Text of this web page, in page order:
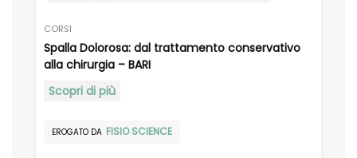
CORSI
Spalla Dolorosa: dal trattamento conservativo
alla chirurgia – BARI
Scopri di più
EROGATO DA FISIO SCIENCE